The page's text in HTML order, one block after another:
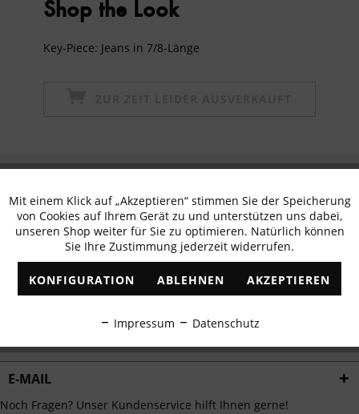
Shop the Look
Key-Piece: Jeans in 7/8-Länge
erhalten
✓ Exklusive Angebote ✓ Die aktuellsten Trends
E-MAIL
Noch Fragen? Unser Kundenservice hilft Ihnen gerne!
Funktionale Aktiv
Marketing Inaktiv
Tracking Inaktiv
Personalisierung Inaktiv
Service
Mit einem Klick auf „Akzeptieren“ stimmen Sie der Speicherung
von Cookies auf Ihrem Gerät zu und unterstützen uns dabei,
unseren Shop weiter für Sie zu optimieren. Natürlich können
Sie Ihre Zustimmung jederzeit widerrufen.
KONFIGURATION ABLEHNEN AKZEPTIEREN
Impressum Datenschutz